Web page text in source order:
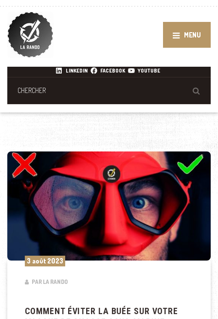
MENU
LINKEDIN FACEBOOK YOUTUBE
3 août 2023
PAR LA RANDO
COMMENT ÉVITER LA BUÉE SUR VOTRE